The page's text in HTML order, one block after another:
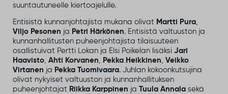
suuntautuneelle kiertoajelulle.
Entisistä kunnanjohtajista mukana olivat Martti Pura
Viljo Pesonen ja Petri Härkönen. Entisistä valtuuston ja
kunnanhallitusten puheenjohtajista tilaisuuteen
osallistuivat Pertti Lokan ja Elsi Poikelan lisäksi Jari
Haavisto Ahti Korvanen Pekka Heikkinen Veikko
Virtanen ja Pekka Tuomivaara. Juhlan kokoonkutsujina
olivat nykyiset valtuuston ja kunnanhallituksen
puheenjohtajat Riikka Karppinen ja Tuula Annala sekä